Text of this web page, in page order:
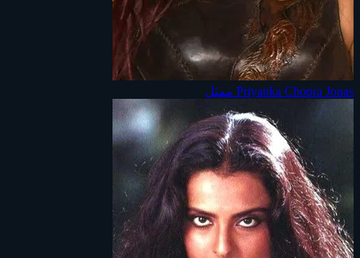
Priyanka Chopra Jonas ممثل